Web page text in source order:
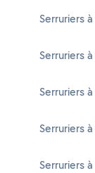
Serruriers
Serruriers
Serruriers
Serruriers
Serruriers